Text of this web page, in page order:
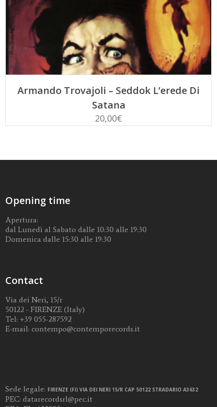
Armando Trovajoli – Seddok L’erede Di
Satana
20,00€
Opening time
Apertura:
dal Lunedì al Sabato dalle 10:30 alle 19:30
Domenica dalle 15:30 alle 19:30
Contact
Via dei Neri, 15/r
50122 - FIRENZE (Italy)
Tel:+39 055-287592
E-mail:contempo@contemporecords.it
Sede legale: FIRENZE (FI) VIA DEI NERI 15/R CAP 50122 STRADARIO A3632
PEC:datarecordsrl@pec.it